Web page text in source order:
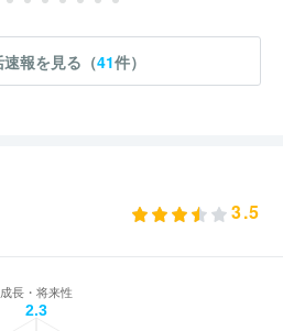
報を見る（41件）
3.5
成長・将来性
2.3